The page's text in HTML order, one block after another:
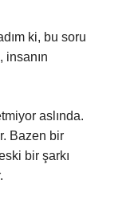
ki, bu soru
insanın
aslında.
Bazen bir
bir şarkı